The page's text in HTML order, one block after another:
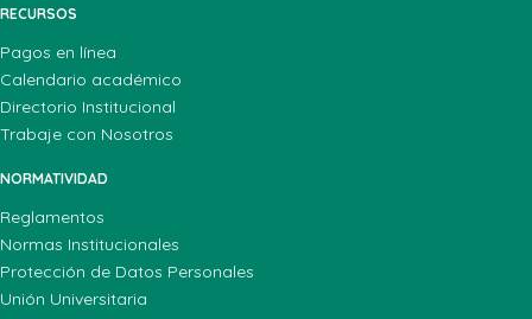
RECURSOS
Pagos en línea
Calendario académico
Directorio Institucional
Trabaje con Nosotros
NORMATIVIDAD
Reglamentos
Normas Institucionales
Protección de Datos Personales
Unión Universitaria